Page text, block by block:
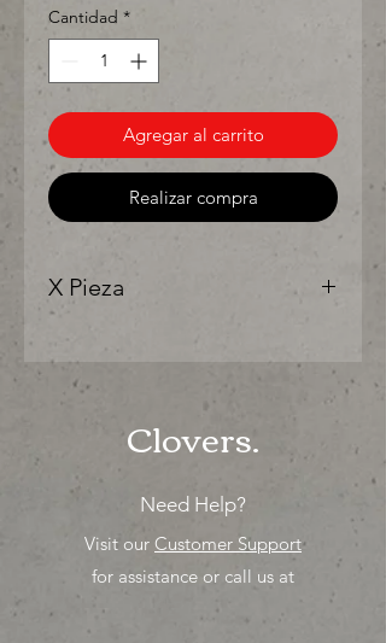
Cantidad *
Agregar al carrito
Realizar compra
X Pieza
solo los mejores precios para tu
tienda o proyecto" venta por
Clovers.
Need Help?
Visit our Customer Support
for assistance or call us at